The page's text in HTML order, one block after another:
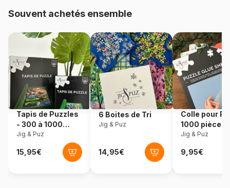
Provenance Turquie
Magnolia-1725
EAN 8684595060063
Nombre de pièces 1000 pièces
Dimensions 68 x 48 cm
Souvent achetés ensemble
Tapis de Puzzles
- 300 à 1000
pièces
Jig & Puz
6 Boites de Tri
Jig & Puz
Colle pour
1000 pièces
Jig & Puz